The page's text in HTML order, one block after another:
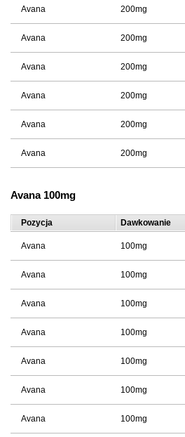
Avana 200mg
Avana 200mg
Avana 200mg
Avana 200mg
Avana 200mg
Avana 200mg
Avana 100mg
Pozycja Dawkowanie
Avana 100mg
Avana 100mg
Avana 100mg
Avana 100mg
Avana 100mg
Avana 100mg
Avana 100mg